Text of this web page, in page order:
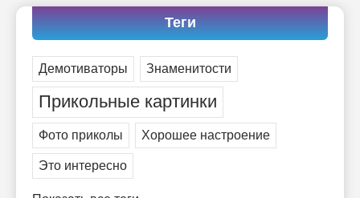
-- Люблю давать советы и очень не люблю, когда их дают мне.
Теги
Демотиваторы Знаменитости
Прикольные картинки
Фото приколы
Хорошее настроение
Это интересно